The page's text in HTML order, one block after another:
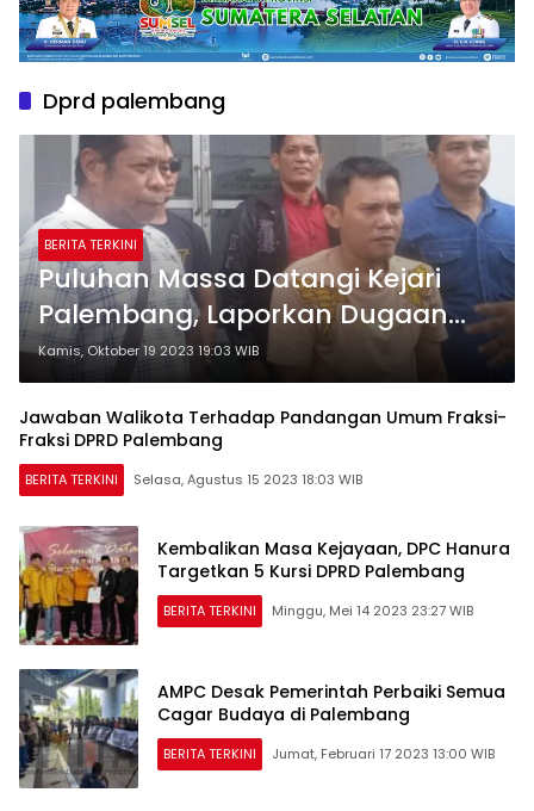
Dprd palembang
BERITA TERKINI
Puluhan Massa Datangi Kejari
Palembang, Laporkan Dugaan
Korupsi DPRD Palembang
Kamis, Oktober 19 2023 19:03 WIB
Jawaban Walikota Terhadap Pandangan Umum Fraksi-
Fraksi DPRD Palembang
BERITA TERKINI Selasa, Agustus 15 2023 18:03 WIB
Kembalikan Masa Kejayaan, DPC Hanura
Targetkan 5 Kursi DPRD Palembang
BERITA TERKINI Minggu, Mei 14 2023 23:27 WIB
AMPC Desak Pemerintah Perbaiki Semua
Cagar Budaya di Palembang
BERITA TERKINI Jumat, Februari 17 2023 13:00 WIB